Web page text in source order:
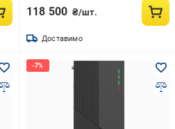
118 500 ₴/шт.
Доставимо